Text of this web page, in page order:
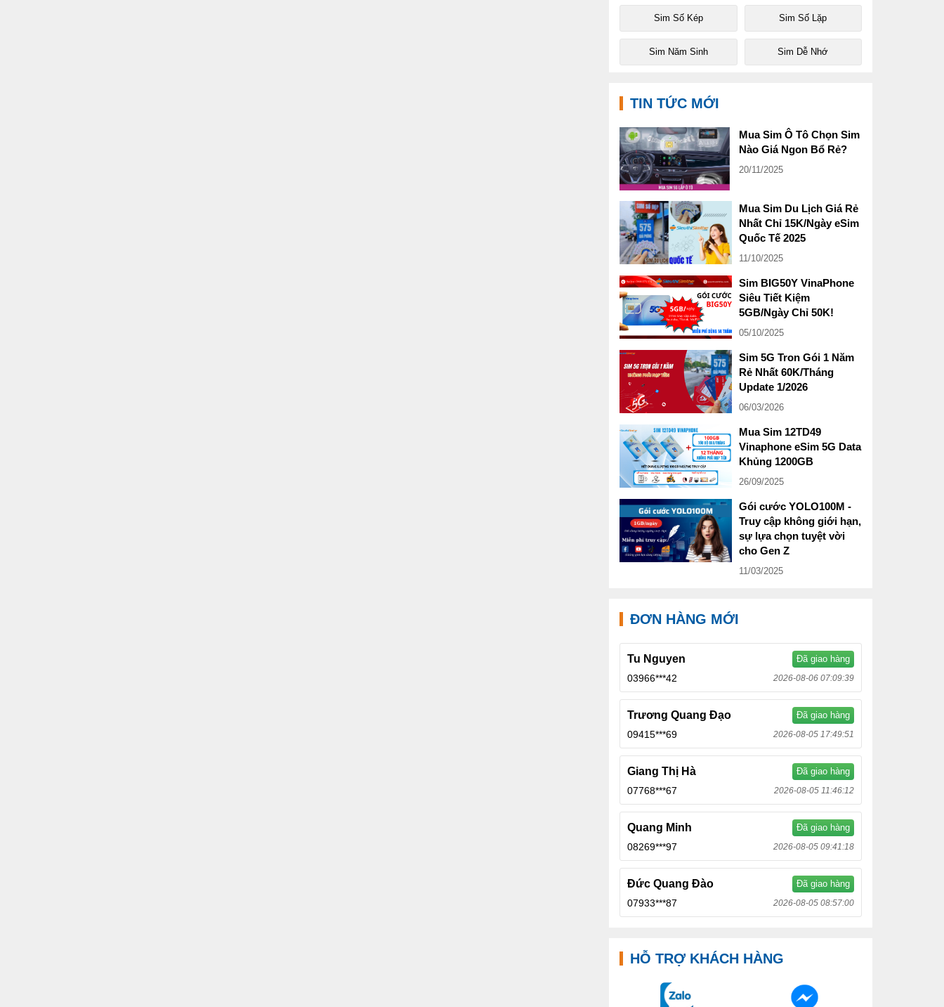
Sim Số Kép Sim Số Lặp
Sim Năm Sinh Sim Dễ Nhớ
TIN TỨC MỚI
Mua Sim Ô Tô Chọn Sim
Nào Giá Ngon Bổ Rẻ?
20/11/2025
Mua Sim Du Lịch Giá Rẻ
Nhất Chỉ 15K/Ngày eSim
Quốc Tế 2025
11/10/2025
Sim BIG50Y VinaPhone
Siêu Tiết Kiệm
5GB/Ngày Chỉ 50K!
05/10/2025
Sim 5G Tron Gói 1 Năm
Rẻ Nhất 60K/Tháng
Update 1/2026
06/03/2026
Mua Sim 12TD49
Vinaphone eSim 5G Data
Khủng 1200GB
26/09/2025
Gói cước YOLO100M -
Truy cập không giới hạn,
sự lựa chọn tuyệt vời
cho Gen Z
11/03/2025
ĐƠN HÀNG MỚI
Tu Nguyen Đã giao hàng
03966***42 2026-08-06 07:09:39
Trương Quang Đạo Đã giao hàng
09415***69 2026-08-05 17:49:51
Giang Thị Hà Đã giao hàng
07768***67 2026-08-05 11:46:12
Quang Minh Đã giao hàng
08269***97 2026-08-05 09:41:18
Đức Quang Đào Đã giao hàng
07933***87 2026-08-05 08:57:00
HỖ TRỢ KHÁCH HÀNG